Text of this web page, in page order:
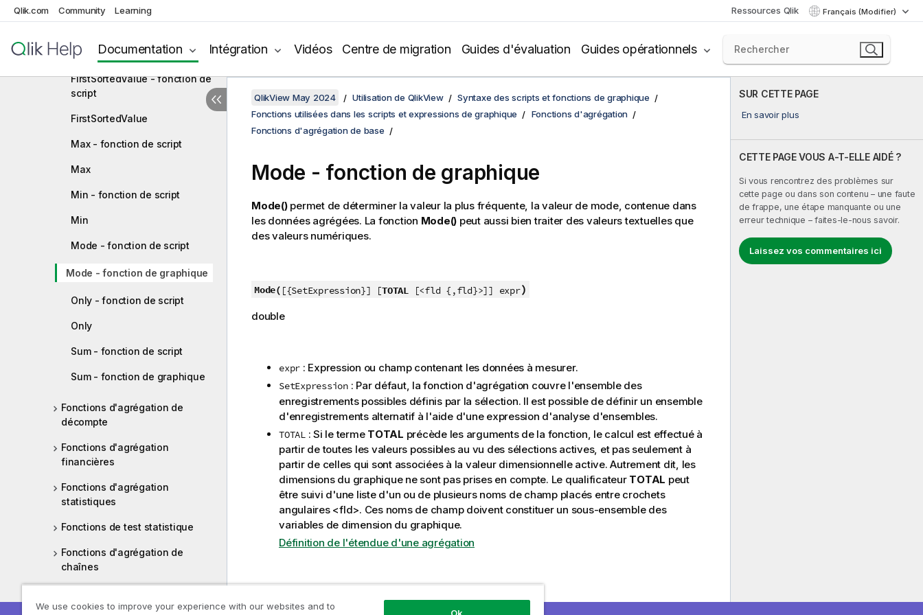
Qlik.com Community Learning Ressources Qlik Français (Modifier)
Documentation Intégration Vidéos Centre de migration Guides d'évaluation Guides opérationnels
et expressions de graphique
Fonctions d'agrégation de base
FirstSortedValue - fonction de
script
FirstSortedValue
Max - fonction de script
Max
Min - fonction de script
Min
Mode - fonction de script
Mode - fonction de graphique
Only - fonction de script
Only
Sum - fonction de script
Sum - fonction de graphique
Fonctions d'agrégation de
décompte
Fonctions d'agrégation
financières
Fonctions d'agrégation
statistiques
Fonctions de test statistique
Fonctions d'agrégation de
chaînes
synthétique
SUR CETTE PAGE
En savoir plus
CETTE PAGE VOUS A-T-ELLE AIDÉ ?
Si vous rencontrez des problèmes sur
cette page ou dans son contenu – une faute
de frappe, une étape manquante ou une
erreur technique – faites-le-nous savoir.
Laissez vos commentaires ici
QlikView May 2024 Utilisation de QlikView
Syntaxe des scripts et fonctions de graphique
Fonctions utilisées dans les scripts et expressions de graphique
Fonctions d'agrégation
Fonctions d'agrégation de base
Mode - fonction de graphique
Mode() permet de déterminer la valeur la plus fréquente, la valeur de mode, contenue dans
les données agrégées. La fonction Mode() peut aussi bien traiter des valeurs textuelles que
des valeurs numériques.
Mode( [{SetExpression}] [TOTAL[<fld {,fld}>]] expr)
double
expr : Expression ou champ contenant les données à mesurer.
SetExpression: Par défaut, la fonction d'agrégation couvre l'ensemble des
enregistrements possibles définis par la sélection. Il est possible de définir un ensemble
d'enregistrements alternatif à l'aide d'une expression d'analyse d'ensembles.
TOTAL : Si le terme TOTAL précède les arguments de la fonction, le calcul est effectué à
partir de toutes les valeurs possibles au vu des sélections actives, et pas seulement à
partir de celles qui sont associées à la valeur dimensionnelle active. Autrement dit, les
dimensions du graphique ne sont pas prises en compte. Le qualificateur TOTAL peut
être suivi d'une liste d'un ou de plusieurs noms de champ placés entre crochets
angulaires <fld>. Ces noms de champ doivent constituer un sous-ensemble des
variables de dimension du graphique.
Définition de l'étendue d'une agrégation
We use cookies to improve your experience with our websites and to